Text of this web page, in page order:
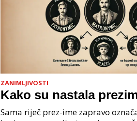
ZANIMLJIVOSTI
Kako su nastala
Sama riječ prez-ime zapravo